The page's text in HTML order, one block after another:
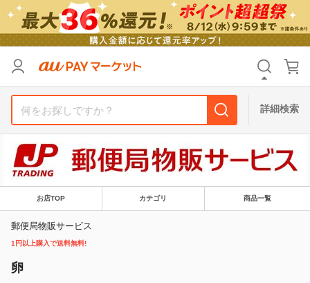
詳細検索
お店TOP カテゴリ 商品一覧
郵便局物販サービス
1円以上購入で送料無料!
卵
支払い方法
その他の条件
送料無料
Pontaパス特典対象すべて
サンキュー配送対象
リセット
支払い方法
その他の条件
送料無料
Pontaパス特典対象すべて
サンキュー配送対象